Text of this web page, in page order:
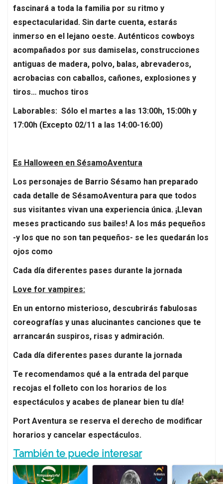
fascinará a toda la familia por su ritmo y
espectacularidad. Sin darte cuenta, estarás
inmerso en el lejano oeste. Auténticos cowboys
acompañados por sus damiselas, construcciones
antiguas de madera, polvo, balas, abrevaderos,
acrobacias con caballos, cañones, explosiones y
tiros… muchos tiros
Laborables: Sólo el martes a las 13:00h, 15:00h y
17:00h (Excepto 02/11 a las 14:00-16:00)
Es Halloween en SésamoAventura
Los personajes de Barrio Sésamo han preparado
cada detalle de SésamoAventura para que todos
sus visitantes vivan una experiencia única. ¡Llevan
meses practicando sus bailes! A los más pequeños
-y los que no son tan pequeños- se les quedarán los
ojos como
Cada día diferentes pases durante la jornada
Love for vampires:
En un entorno misterioso, descubrirás fabulosas
coreografías y unas alucinantes canciones que te
arrancarán suspiros, risas y admiración.
Cada día diferentes pases durante la jornada
Te recomendamos qué a la entrada del parque
recojas el folleto con los horarios de los
espectáculos y acabes de planear bien tu día!
Port Aventura se reserva el derecho de modificar
horarios y cancelar espectáculos.
También te puede interesar